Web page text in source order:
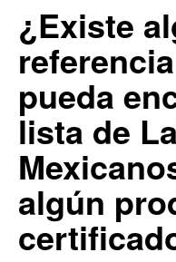
¿Existe
pueda
lista de
algún